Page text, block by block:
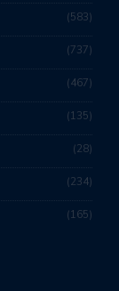
583
737
467
135
28
234
165